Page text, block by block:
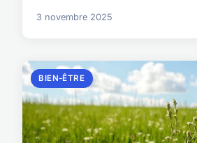
3 novembre 2025
BIEN-ÊTRE